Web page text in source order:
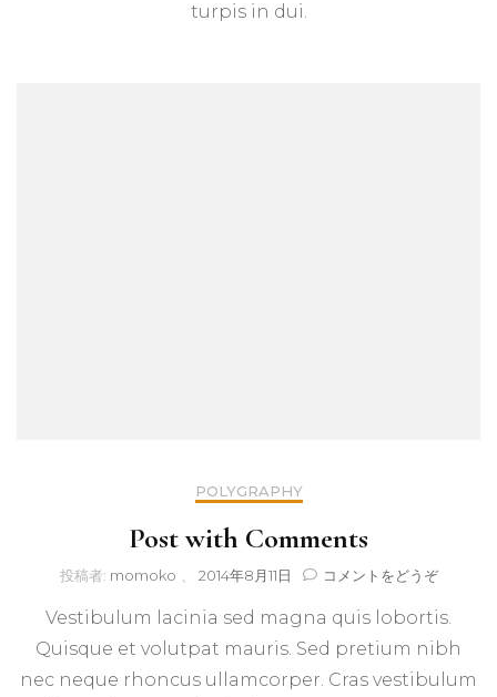
turpis in dui.
POLYGRAPHY
Post with Comments
投稿者: momoko 2014年8月11日 コメントをどうぞ(Post
Vestibulum lacinia sed magna quis lobortis.
Quisque et volutpat mauris. Sed pretium nibh
nec neque rhoncus ullamcorper. Cras vestibulum